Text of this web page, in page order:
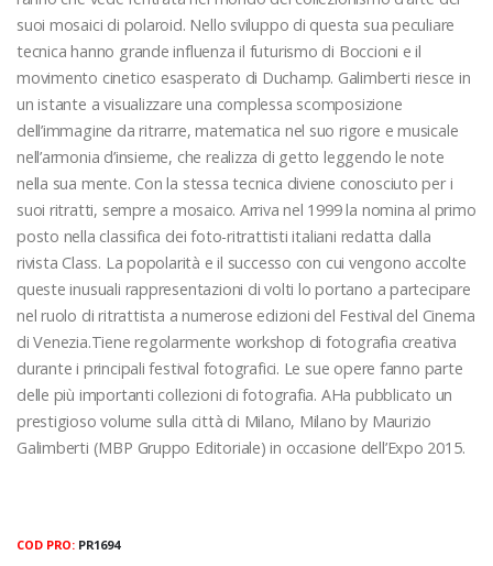
suoi mosaici di polaroid. Nello sviluppo di questa sua peculiare
tecnica hanno grande influenza il futurismo di Boccioni e il
movimento cinetico esasperato di Duchamp. Galimberti riesce in
un istante a visualizzare una complessa scomposizione
dell’immagine da ritrarre, matematica nel suo rigore e musicale
nell’armonia d’insieme, che realizza di getto leggendo le note
nella sua mente. Con la stessa tecnica diviene conosciuto per i
suoi ritratti, sempre a mosaico. Arriva nel 1999 la nomina al primo
posto nella classifica dei foto-ritrattisti italiani redatta dalla
rivista Class. La popolarità e il successo con cui vengono accolte
queste inusuali rappresentazioni di volti lo portano a partecipare
nel ruolo di ritrattista a numerose edizioni del Festival del Cinema
di Venezia.Tiene regolarmente workshop di fotografia creativa
durante i principali festival fotografici. Le sue opere fanno parte
delle più importanti collezioni di fotografia. AHa pubblicato un
prestigioso volume sulla città di Milano, Milano by Maurizio
Galimberti (MBP Gruppo Editoriale) in occasione dell’Expo 2015.
COD PRO: PR1694